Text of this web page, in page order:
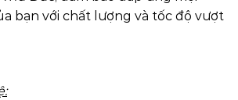
bạn với chất lượng và tốc độ vượt